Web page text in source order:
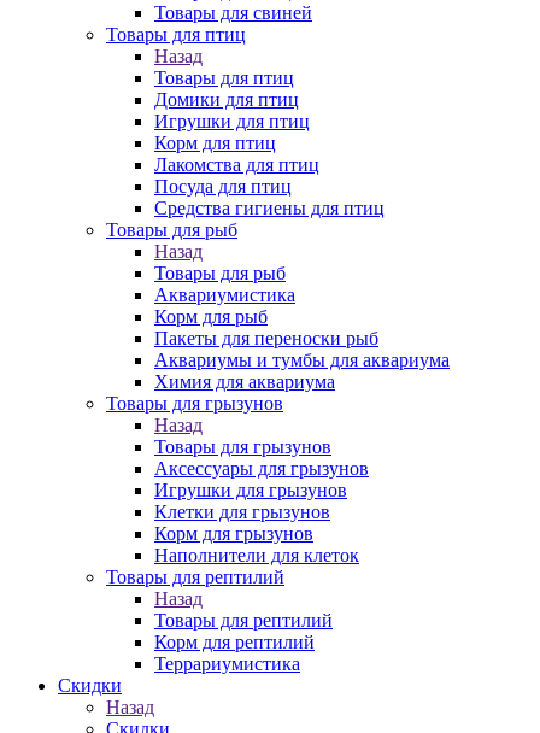
Товары для свиней
Товары для птиц
Назад
Товары для птиц
Домики для птиц
Игрушки для птиц
Корм для птиц
Лакомства для птиц
Посуда для птиц
Средства гигиены для птиц
Товары для рыб
Назад
Товары для рыб
Аквариумистика
Корм для рыб
Пакеты для переноски рыб
Аквариумы и тумбы для аквариума
Химия для аквариума
Товары для грызунов
Назад
Товары для грызунов
Аксессуары для грызунов
Игрушки для грызунов
Клетки для грызунов
Корм для грызунов
Наполнители для клеток
Товары для рептилий
Назад
Товары для рептилий
Корм для рептилий
Террариумистика
Скидки
Назад
Скидки